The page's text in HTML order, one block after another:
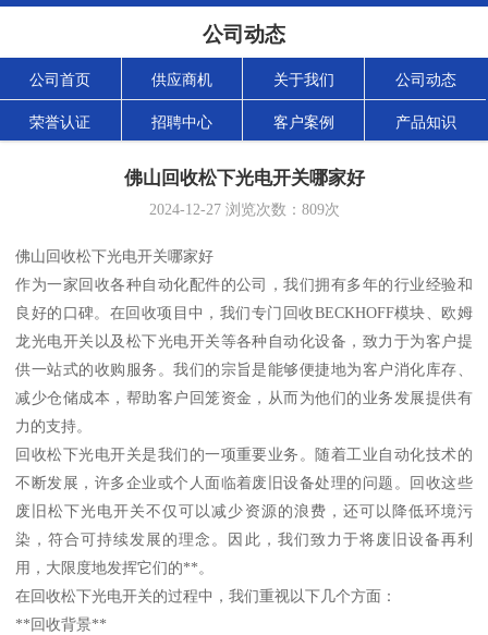
公司动态
公司首页 供应商机 关于我们 公司动态
荣誉认证 招聘中心 客户案例 产品知识
佛山回收松下光电开关哪家好
2024-12-27浏览次数： 809次
佛山回收松下光电开关哪家好
作为一家回收各种自动化配件的公司，我们拥有多年的行业经验和
良好的口碑。在回收项目中，我们专门回收BECKHOFF模块、欧姆
龙光电开关以及松下光电开关等各种自动化设备，致力于为客户提
供一站式的收购服务。我们的宗旨是能够便捷地为客户消化库存、
减少仓储成本，帮助客户回笼资金，从而为他们的业务发展提供有
力的支持。
回收松下光电开关是我们的一项重要业务。随着工业自动化技术的
不断发展，许多企业或个人面临着废旧设备处理的问题。回收这些
废旧松下光电开关不仅可以减少资源的浪费，还可以降低环境污
染，符合可持续发展的理念。因此，我们致力于将废旧设备再利
用，大限度地发挥它们的**。
在回收松下光电开关的过程中，我们重视以下几个方面：
**回收背景**